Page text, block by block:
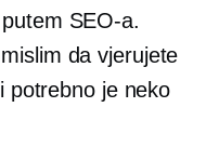
SEO-a.
da vjerujete
potrebno je neko